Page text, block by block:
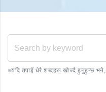
※यदि तपाइँ धेरै शब्दहरू खोज्दै हुनुहुन्छ